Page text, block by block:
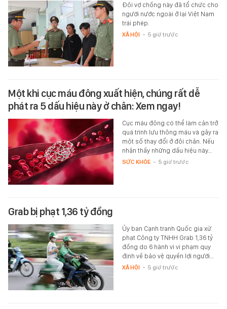
Đôi vợ chồng này đã tổ chức cho
người nước ngoài ở lại Việt Nam
trái phép.
XÃ HỘI - 5 giờ trước
Một khi cục máu đông xuất hiện, chúng rất dễ
phát ra 5 dấu hiệu này ở chân: Xem ngay!
Cục máu đông có thể làm cản trở
quá trình lưu thông máu và gây ra
một số thay đổi ở đôi chân. Nếu
nhận thấy những dấu hiệu này…
SỨC KHỎE - 5 giờ trước
Grab bị phạt 1,36 tỷ đồng
Ủy ban Cạnh tranh Quốc gia xử
phạt Công ty TNHH Grab 1,36 tỷ
đồng do 6 hành vi vi phạm quy
định về bảo vệ quyền lợi người…
XÃ HỘI - 5 giờ trước